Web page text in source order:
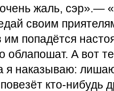
жаль, сэр».—
своим
попадётся
облапошат. А вот
я наказываю:
кто-нибудь